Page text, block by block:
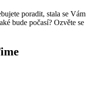
poradit, stala se Vám
bude počasí? Ozvěte se